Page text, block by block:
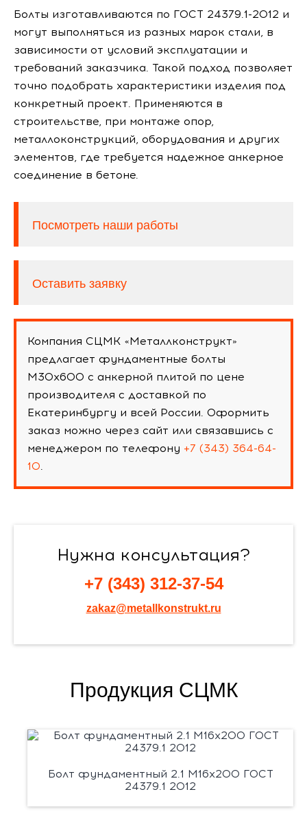
Болты изготавливаются по ГОСТ 24379.1-2012 и
могут выполняться из разных марок стали, в
зависимости от условий эксплуатации и
требований заказчика. Такой подход позволяет
точно подобрать характеристики изделия под
конкретный проект. Применяются в
строительстве, при монтаже опор,
металлоконструкций, оборудования и других
элементов, где требуется надежное анкерное
соединение в бетоне.
Посмотреть наши работы
Оставить заявку
Компания СЦМК «Металлконструкт»
предлагает фундаментные болты
М30х600 с анкерной плитой по цене
производителя с доставкой по
Екатеринбургу и всей России. Оформить
заказ можно через сайт или связавшись с
менеджером по телефону +7 (343) 364-64-
10.
Нужна консультация?
+7 (343) 312-37-54
zakaz@metallkonstrukt.ru
Продукция СЦМК
Болт фундаментный 2.1 М16х200 ГОСТ
24379.1 2012